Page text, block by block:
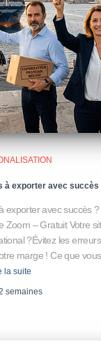
à exporter avec succès
exporter avec succès
Zoom – Gratuit Votre
?Évitez les
marge ! Ce que
la suite
semaines